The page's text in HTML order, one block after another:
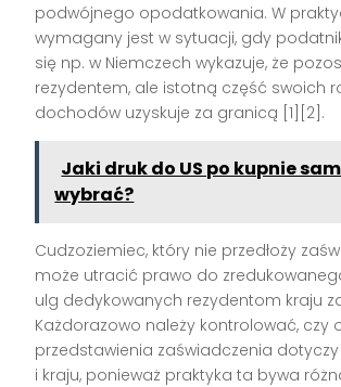
podwójnego opodatkowania. W
wymagany jest w sytuacji, gdy
się np. w Niemczech wykazuje, że
rezydentem, ale istotną część swoich
dochodów uzyskuje za granicą [1][2] .
Jaki druk do US po kupnie
wybrać?
Cudzoziemiec, który nie przedłoży
może utracić prawo do
ulg dedykowanych rezydentom kraju
Każdorazowo należy kontrolować, czy
przedstawienia zaświadczenia
i kraju, ponieważ praktyka ta bywa